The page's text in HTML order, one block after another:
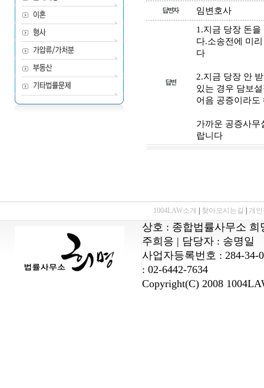
임변호사
1.지금 당장 돈
다.소송전에 미
다
2.지금 당장 안
있는 경우 담보
어음 공증이라도
가까운 공증사무
랍니다
1004LAW소개 찾아오시는길 개
상호 : 종합법률사무소 희
주희응 | 담당자 : 송명일
사업자등록번호 : 284-34-
: 02-6442-7634
Copyright(C) 2008